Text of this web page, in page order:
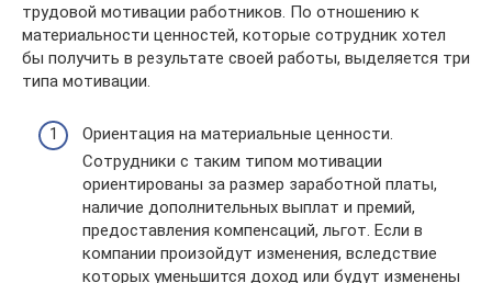
трудовой мотивации работников. По отношению к
материальности ценностей, которые сотрудник хотел
бы получить в результате своей работы, выделяется три
типа мотивации.
Ориентация на материальные ценности.
Сотрудники с таким типом мотивации
ориентированы за размер заработной платы,
наличие дополнительных выплат и премий,
предоставления компенсаций, льгот. Если в
компании произойдут изменения, вследствие
которых уменьшится доход или будут изменены